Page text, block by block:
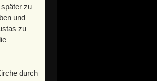
zu
und
zu
durch